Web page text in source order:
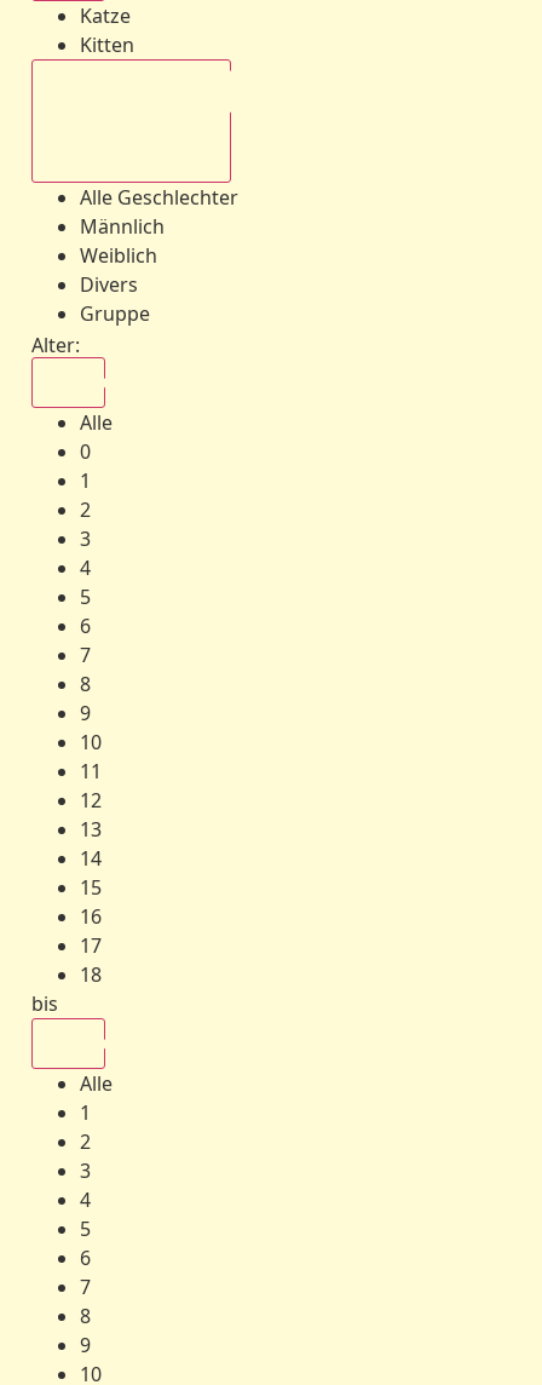
Katze
Kitten
Alle Geschlechter
Männlich
Weiblich
Divers
Gruppe
Alter:
Alle
0
1
2
3
4
5
6
7
8
9
10
11
12
13
14
15
16
17
18
bis
Alle
1
2
3
4
5
6
7
8
9
10